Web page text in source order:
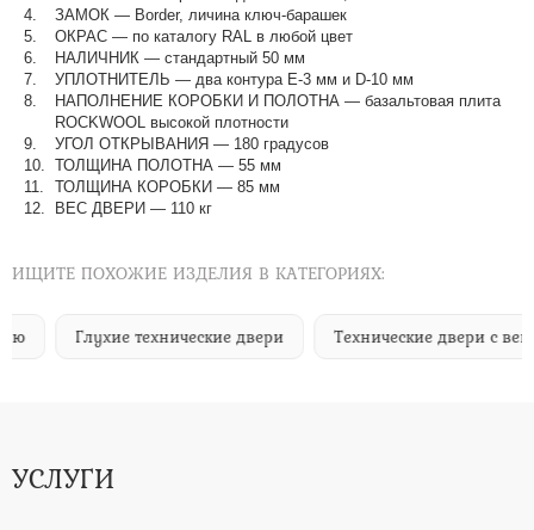
ЗАМОК — Border, личина ключ-барашек
ОКРАС — по каталогу RAL в любой цвет​​​​​​​
НАЛИЧНИК — стандартный 50 мм
УПЛОТНИТЕЛЬ — два контура Е-3 мм и D-10 мм
НАПОЛНЕНИЕ КОРОБКИ И ПОЛОТНА — базальтовая плита
ROCKWOOL высокой плотности
УГОЛ ОТКРЫВАНИЯ — 180 градусов
ТОЛЩИНА ПОЛОТНА — 55 мм
ТОЛЩИНА КОРОБКИ — 85 мм
ВЕС ДВЕРИ — 110 кг
ИЩИТЕ ПОХОЖИЕ ИЗДЕЛИЯ В КАТЕГОРИЯХ:
Глухие технические двери Технические двери с
УСЛУГИ